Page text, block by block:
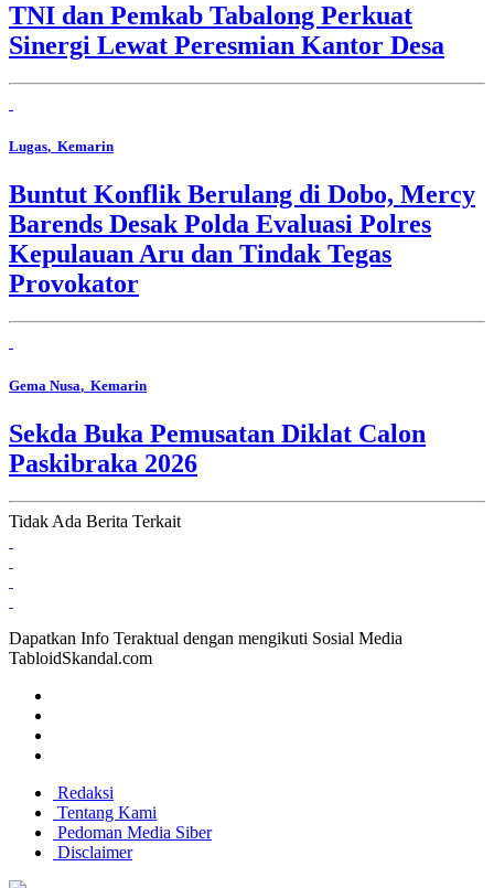
TNI dan Pemkab Tabalong Perkuat
Sinergi Lewat Peresmian Kantor Desa
Lugas, Kemarin
Buntut Konflik Berulang di Dobo, Mercy
Barends Desak Polda Evaluasi Polres
Kepulauan Aru dan Tindak Tegas
Provokator
Gema Nusa, Kemarin
Sekda Buka Pemusatan Diklat Calon
Paskibraka 2026
Tidak Ada Berita Terkait
Dapatkan Info Teraktual dengan mengikuti Sosial Media
TabloidSkandal.com
Redaksi
Tentang Kami
Pedoman Media Siber
Disclaimer